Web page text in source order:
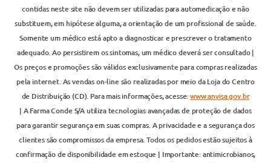
contidas neste site não devem ser utilizadas para automedicação e não
substituem, em hipótese alguma, a orientação de um profissional de saúde.
Somente um médico está apto a diagnosticar e prescrever o tratamento
adequado. Ao persistirem os sintomas, um médico deverá ser consultado |
Os preços e promoções são válidos exclusivamente para compras realizadas
pela internet. As vendas on-line são realizadas por meio da Loja do Centro
de Distribuição (CD). Para mais informações, acesse:www.anvisa.gov.br
| A Farma Conde S/A utiliza tecnologias avançadas de proteção de dados
para garantir segurança em suas compras. A privacidade e a segurança dos
clientes são compromissos da empresa. Todos os pedidos estão sujeitos à
confirmação de disponibilidade em estoque | Importante: antimicrobianos,